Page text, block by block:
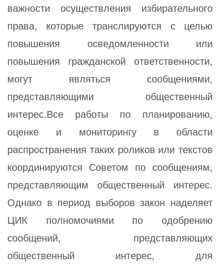
важности осуществления избирательного
права, которые транслируются с целью
повышения осведомленности или
повышения гражданской ответственности,
могут являться сообщениями,
представляющими общественный
интерес.Все работы по планированию,
оценке и мониторингу в области
распространения таких роликов или текстов
координируются Советом по сообщениям,
представляющим общественный интерес.
Однако в период выборов закон наделяет
ЦИК полномочиями по одобрению
сообщений, представляющих
общественный интерес, для